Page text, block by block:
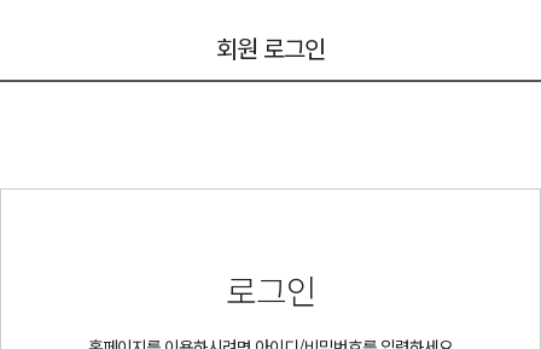
회원 로그인
로그인